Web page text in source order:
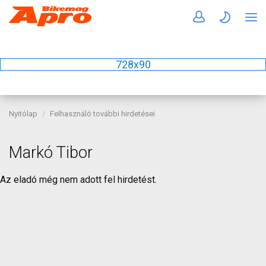
728x90
Nyitólap Felhasználó további hirdetései
Markó Tibor
Az eladó még nem adott fel hirdetést.